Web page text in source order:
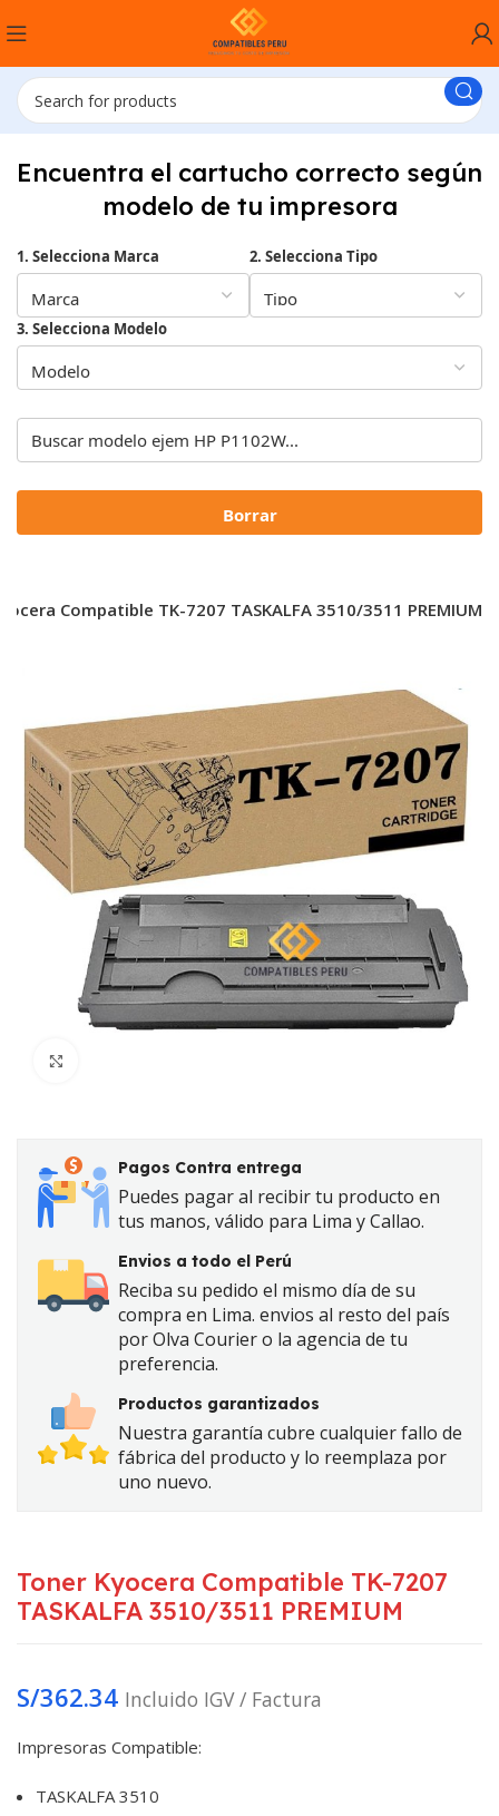
Encuentra el cartucho correcto según
modelo de tu impresora
1. Selecciona Marca 2. Selecciona Tipo
3. Selecciona Modelo
Borrar
Compatible TK-7207 TASKALFA 3510/3511 PREMIUM
Pagos Contra entrega
Puedes pagar al recibir tu producto en
tus manos, válido para Lima y Callao.
Envios a todo el Perú
Reciba su pedido el mismo día de su
compra en Lima. envios al resto del país
por Olva Courier o la agencia de tu
preferencia.
Productos garantizados
Nuestra garantía cubre cualquier fallo de
fábrica del producto y lo reemplaza por
uno nuevo.
Toner Kyocera Compatible TK-7207
TASKALFA 3510/3511 PREMIUM
S/362.34 Incluido IGV / Factura
Impresoras Compatible:
TASKALFA 3510